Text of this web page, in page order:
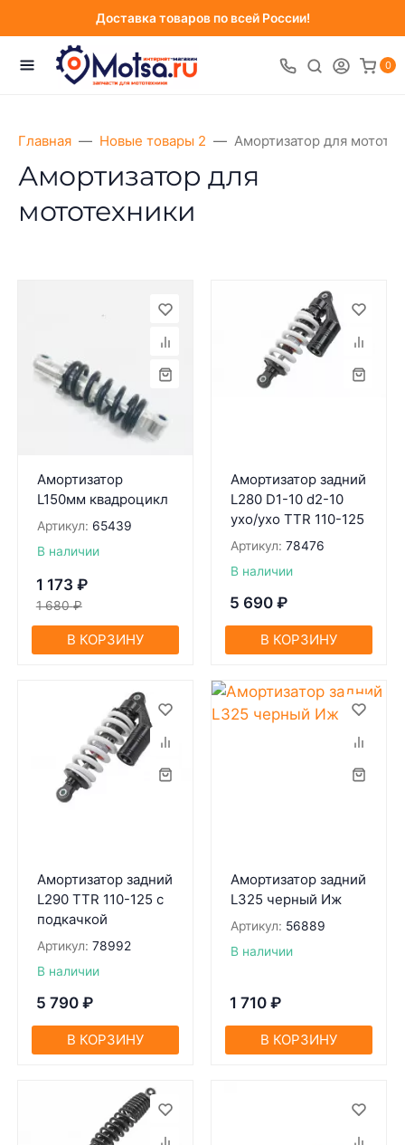
Доставка товаров по всей России!
0
Главная Новые товары 2 Амортизатор для
Амортизатор для
мототехники
Амортизатор
L150мм квадроцикл
Артикул: 65439
В наличии
1 173 ₽
1 680 ₽
В КОРЗИНУ
Амортизатор задний
L280 D1-10 d2-10
ухо/ухо TTR 110-125
Артикул: 78476
В наличии
5 690 ₽
В КОРЗИНУ
Амортизатор задний
L290 TTR 110-125 с
подкачкой
Артикул: 78992
В наличии
5 790 ₽
В КОРЗИНУ
Амортизатор задний
L325 черный Иж
Артикул: 56889
В наличии
1 710 ₽
В КОРЗИНУ